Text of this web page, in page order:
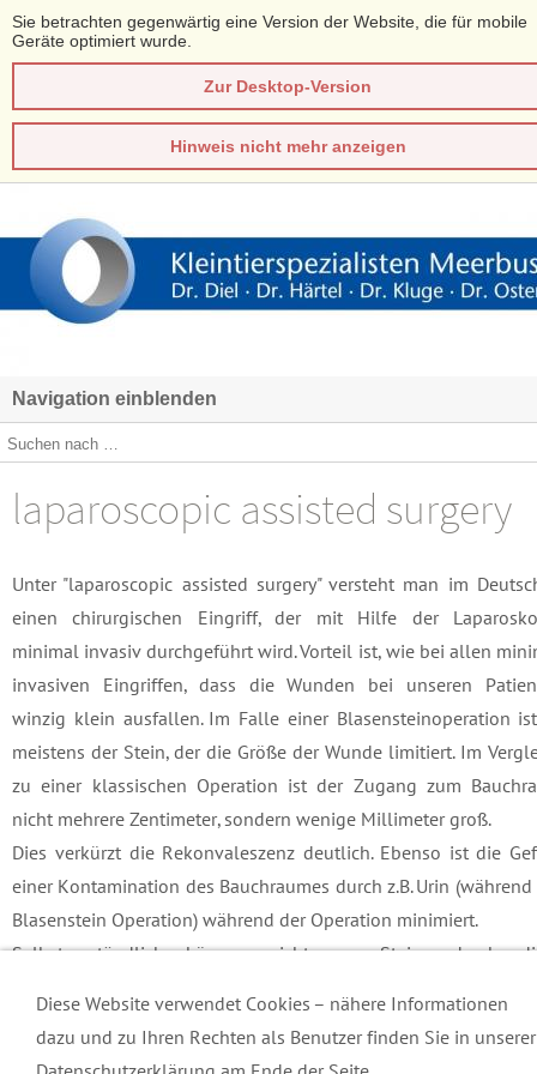
Sie betrachten gegenwärtig eine Version der Website, die für mobile
Geräte optimiert wurde.
Zur Desktop-Version
Hinweis nicht mehr anzeigen
Navigation einblenden
laparoscopic assisted surgery
Unter "laparoscopic assisted surgery" versteht man im
einen chirurgischen Eingriff, der mit Hilfe der
minimal invasiv durchgeführt wird. Vorteil ist, wie bei allen
invasiven Eingriffen, dass die Wunden bei unseren
winzig klein ausfallen. Im Falle einer Blasensteinoperation
meistens der Stein, der die Größe der Wunde limitiert. Im
zu einer klassischen Operation ist der Zugang zum
nicht mehrere Zentimeter, sondern wenige Millimeter groß.
Dies verkürzt die Rekonvaleszenz deutlich. Ebenso ist die
einer Kontamination des Bauchraumes durch z.B. Urin (während
Blasenstein Operation) während der Operation minimiert.
Selbstverständlich können nicht nur Steine durch
Diese Website verwendet Cookies – nähere Informationen
dazu und zu Ihren Rechten als Benutzer finden Sie in unserer